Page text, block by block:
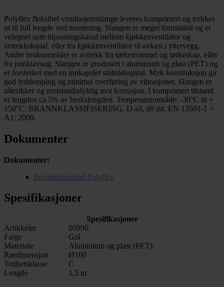
Polyflex fleksibel ventilasjonsslange leveres komprimert og trekkes
ut til full lengde ved montering. Slangen er meget formstabil og er
velegnet som tilpasningskanal mellom kjøkkenventilator og
avtrekkskanal, eller fra kjøkkenventilator til avkast i yttervegg.
Andre bruksområder er avtrekk fra tørketrommel og tørkeskap, eller
fra punktavsug. Slangen er produsert i aluminium og plast (PET) og
er forsterket med en innkapslet ståltrådsspiral. Myk konstruksjon gir
god lyddemping og minimal overføring av vibrasjoner. Slangen er
råtesikker og motstandsdyktig mot korrosjon. I komprimert tilstand
er lengden ca 5% av brukslengden. Temperaturområde: -30°C til +
150°C. BRANNKLASSIFISERING. D-s3, d0 iht. EN 13501-1 +
A1: 2009.
Dokumenter
Dokumenter:
Produktdatablad Polyflex
Spesifikasjoner
Spesifikasjoner
Artikkelnr
00990
Farge
Grå
Materiale
Aluminium og plast (PET).
Rørdimensjon
Ø100
Tetthetsklasse
C
Lengde
1,5 m